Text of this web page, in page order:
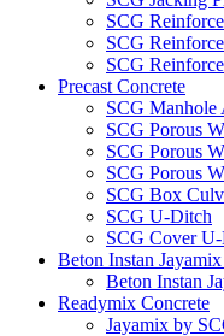
SCG
SCG
SCG
Precast Concrete
SCG Manhole
SCG Porous
SCG Porous
SCG Porous
SCG Box
SCG U-Ditch
SCG Cover
Beton Instan
Beton Instan
Readymix Concrete
Jayamix by